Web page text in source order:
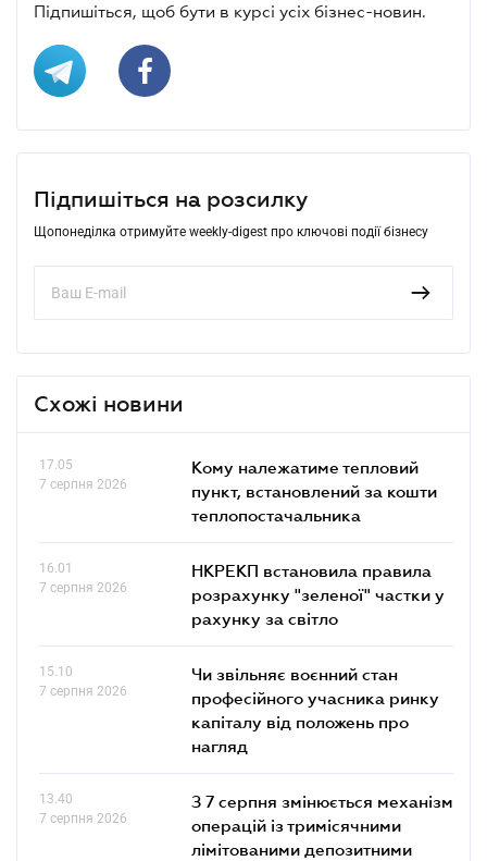
Підпишіться, щоб бути в курсі усіх бізнес-новин.
Підпишіться на розсилку
Щопонеділка отримуйте weekly-digest про ключові події бізнесу
Схожі новини
17.05
7 серпня 2026
Кому належатиме тепловий
пункт, встановлений за кошти
теплопостачальника
16.01
7 серпня 2026
НКРЕКП встановила правила
розрахунку "зеленої" частки у
рахунку за світло
15.10
7 серпня 2026
Чи звільняє воєнний стан
професійного учасника ринку
капіталу від положень про
нагляд
13.40
7 серпня 2026
З 7 серпня змінюється механізм
операцій із тримісячними
лімітованими депозитними